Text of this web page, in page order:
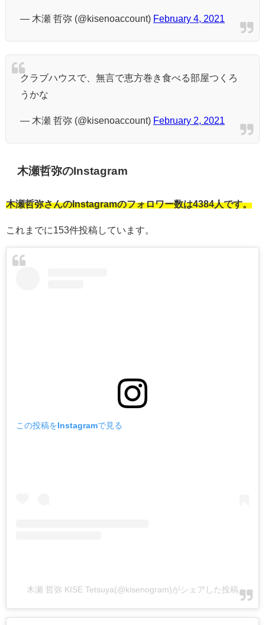
— 木瀬 哲弥 (@kisenoaccount) February 4, 2021
クラブハウスで、無言で恵方巻き食べる部屋つくろ
うかな
— 木瀬 哲弥 (@kisenoaccount) February 2, 2021
木瀬哲弥のInstagram
木瀬哲弥さんのInstagramのフォロワー数は4384人です。
これまでに153件投稿しています。
この投稿をInstagramで見る
木瀬 哲弥 KISE Tetsuya(@kisenogram)がシェアした投稿